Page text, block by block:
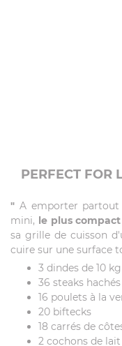
PERFECT FOR
" A emporter partout
mini, le plus
sa grille de cuisson
cuire sur une surface
3 dindes de 10 kg
36 steaks hachés
16 poulets à la
20 biftecks
18 carrés de
2 cochons de lait